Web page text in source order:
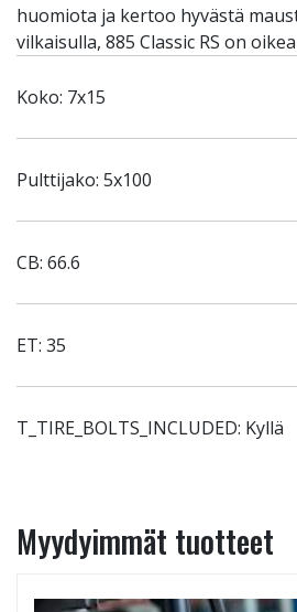
huomiota ja kertoo hyvästä
vilkaisulla, 885 Classic RS on
Koko: 7x15
Pulttijako: 5x100
CB: 66.6
ET: 35
T_TIRE_BOLTS_INCLUDED: Kyllä
Myydyimmät tuotteet